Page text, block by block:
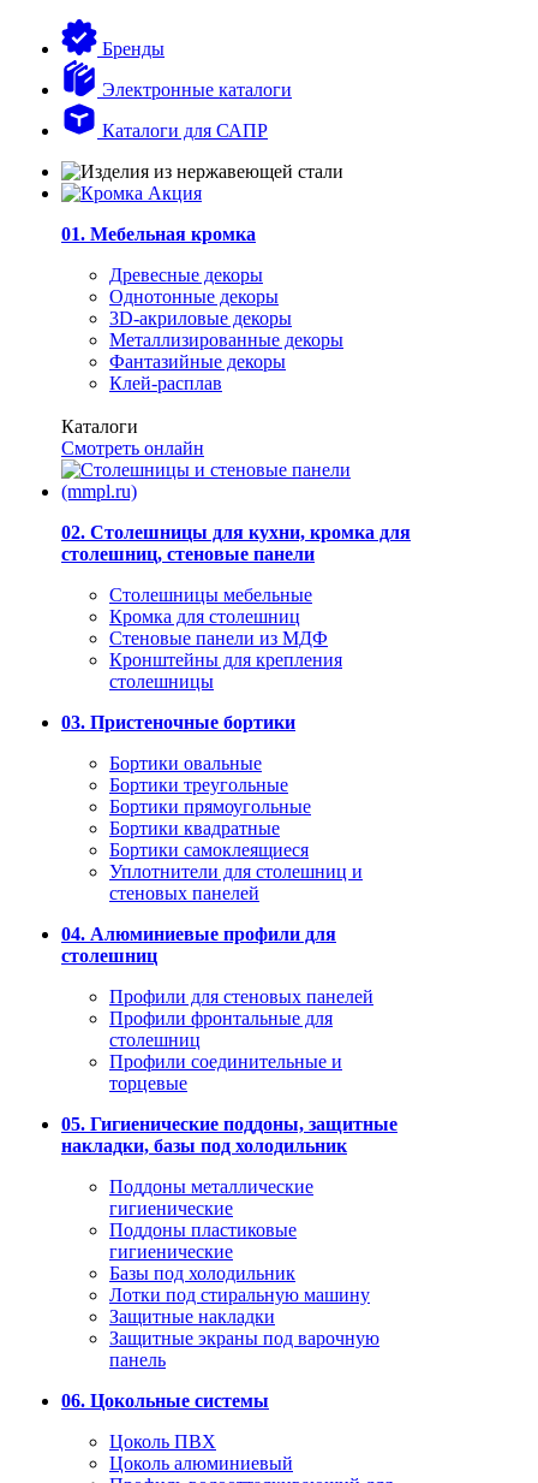
Бренды
Электронные каталоги
Каталоги для САПР
01. Мебельная кромка
Древесные декоры
Однотонные декоры
3D-акриловые декоры
Металлизированные декоры
Фантазийные декоры
Клей-расплав
Каталоги
Смотреть онлайн
02. Столешницы для кухни, кромка для
столешниц, стеновые панели
Столешницы мебельные
Кромка для столешниц
Стеновые панели из МДФ
Кронштейны для крепления
столешницы
03. Пристеночные бортики
Бортики овальные
Бортики треугольные
Бортики прямоугольные
Бортики квадратные
Бортики самоклеящиеся
Уплотнители для столешниц и
стеновых панелей
04. Алюминиевые профили для
столешниц
Профили для стеновых панелей
Профили фронтальные для
столешниц
Профили соединительные и
торцевые
05. Гигиенические поддоны, защитные
накладки, базы под холодильник
Поддоны металлические
гигиенические
Поддоны пластиковые
гигиенические
Базы под холодильник
Лотки под стиральную машину
Защитные накладки
Защитные экраны под варочную
панель
06. Цокольные системы
Цоколь ПВХ
Цоколь алюминиевый